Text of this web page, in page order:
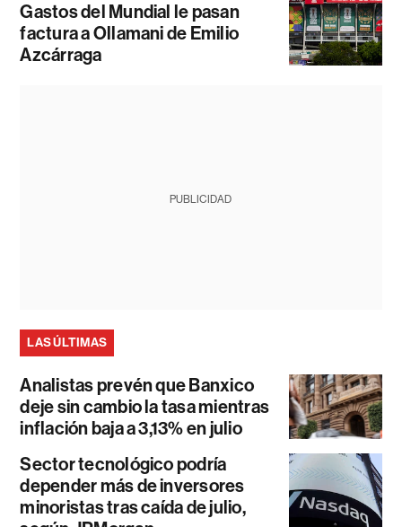
Gastos del Mundial le pasan
factura a Ollamani de Emilio
Azcárraga
PUBLICIDAD
LAS ÚLTIMAS
Analistas prevén que Banxico
deje sin cambio la tasa mientras
inflación baja a 3,13% en julio
Sector tecnológico podría
depender más de inversores
minoristas tras caída de julio,